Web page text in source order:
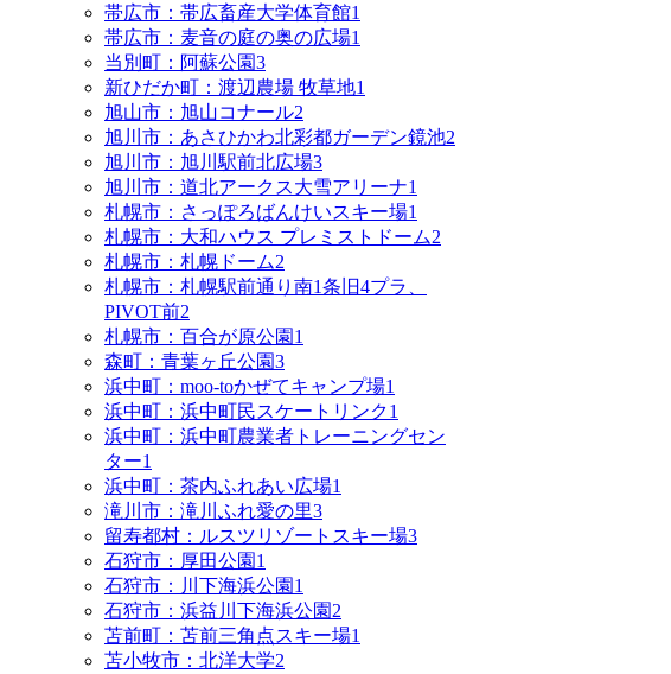
帯広市：帯広畜産大学体育館1
帯広市：麦音の庭の奥の広場1
当別町：阿蘇公園3
新ひだか町：渡辺農場 牧草地1
旭山市：旭山コナール2
旭川市：あさひかわ北彩都ガーデン鏡池2
旭川市：旭川駅前北広場3
旭川市：道北アークス大雪アリーナ1
札幌市：さっぽろばんけいスキー場1
札幌市：大和ハウス プレミストドーム2
札幌市：札幌ドーム2
札幌市：札幌駅前通り南1条旧4プラ、
PIVOT前2
札幌市：百合が原公園 1
森町：青葉ヶ丘公園3
浜中町：moo-toかぜてキャンプ場1
浜中町：浜中町民スケートリンク1
浜中町：浜中町農業者トレーニングセン
ター1
浜中町：茶内ふれあい広場1
滝川市：滝川ふれ愛の里3
留寿都村：ルスツリゾートスキー場3
石狩市：厚田公園 1
石狩市：川下海浜公園 1
石狩市：浜益川下海浜公園 2
苫前町：苫前三角点スキー場1
苫小牧市：北洋大学2